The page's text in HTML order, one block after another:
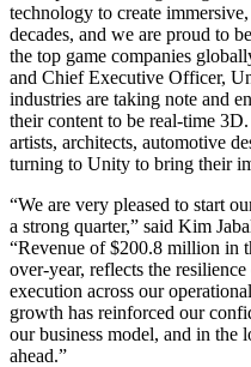
詳しく見る
発見され、モバイルユーザ
アプリ内課金
ストアとD2C全体でIAPを
収益化
Unity で宣伝
Unity で収益
活用事例
モバイルゲーム
Unity でモバイル向けヒッ
イノベーションと車内体験
すべての業界を見る
専門家のヒントとコツ
デモ
デモ、サンプル、ビルディ
すべてのリソース
新機能
ブログ
更新情報、情報、技術的ヒ
お知らせ
ニュース、ストーリー、プ
学生向け
キャリアをスタートさせる
教育者向け
教育を大幅に強化
教育機関向けライセンス
認定教材
Unityのマスタリーを証明す
technology to create
decades, and we are proud to
the top game companies
and Chief Executive Officer,
industries are taking note and
their content to be real-time
artists, architects, automotive
turning to Unity to bring their
“We are very pleased to start
a strong quarter,” said Kim
“Revenue of $200.8 million in
over-year, reflects the
execution across our
growth has reinforced our
our business model, and in the
ahead.”